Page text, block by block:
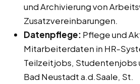
und Archivierung von
Zusatzvereinbarungen.
Datenpflege: Pflege und
Mitarbeiterdaten in HR-
Teilzeitjobs, Studentenjobs
Bad Neustadt a.d.Saale, St.